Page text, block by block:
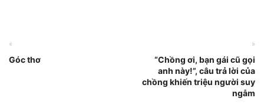
«
Góc thơ
»
“Chồng ơi, bạn gái cũ gọi
anh này!”, câu trả lời của
chồng khiến triệu người suy
ngẫm